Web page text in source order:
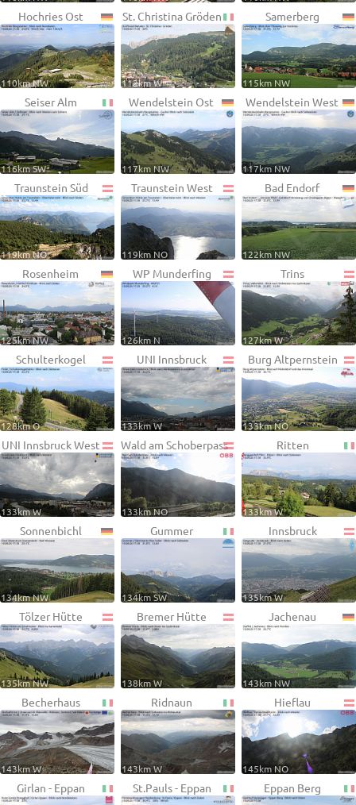
Hochries Ost
110km NW
St. Christina Gröden
112km W
Samerberg
115km NW
Seiser Alm
116km SW
Wendelstein Ost
117km NW
Wendelstein West
117km NW
Traunstein Süd
119km NO
Traunstein West
119km NO
Bad Endorf
122km NW
Rosenheim
125km NW
WP Munderfing
126km N
Trins
127km W
Schulterkogel
128km O
UNI Innsbruck
133km W
Burg Altpernstein
133km NO
UNI Innsbruck West
133km W
Wald am Schoberpass
133km NO
Ritten
133km W
Sonnenbichl
134km NW
Gummer
134km SW
Innsbruck
135km W
Tölzer Hütte
135km NW
Bremer Hütte
138km W
Jachenau
143km NW
Becherhaus
143km W
Ridnaun
143km W
Hieflau
145km NO
Girlan - Eppan St.Pauls - Eppan Eppan Berg